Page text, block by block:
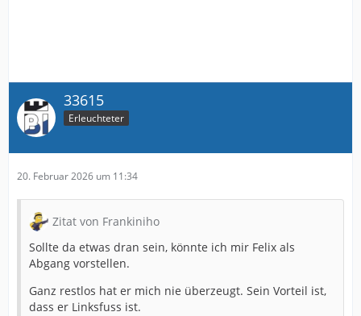
33615
Erleuchteter
20. Februar 2026 um 11:34
Zitat von Frankiniho
Sollte da etwas dran sein, könnte ich mir Felix als
Abgang vorstellen.
Ganz restlos hat er mich nie überzeugt. Sein Vorteil ist,
dass er Linksfuss ist.